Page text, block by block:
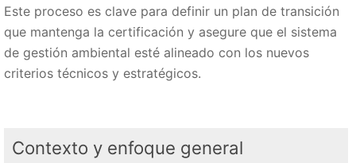
Este proceso es clave para definir un plan de transición
que mantenga la certificación y asegure que el sistema
de gestión ambiental esté alineado con los nuevos
criterios técnicos y estratégicos.
Contexto y enfoque general